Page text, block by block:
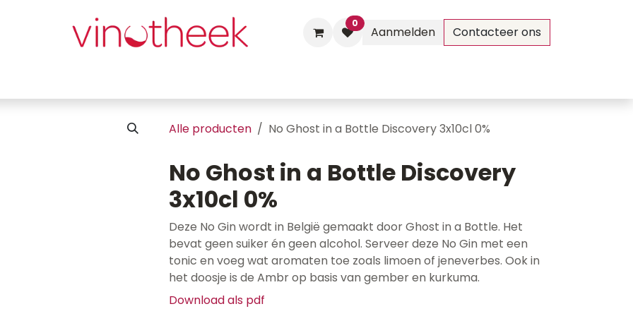
0
Aanmelden Contacteer ons
Alle producten No Ghost in a Bottle Discovery 3x10cl 0%
No Ghost in a Bottle Discovery
3x10cl 0%
Deze No Gin wordt in België gemaakt door Ghost in a Bottle. Het
bevat geen suiker én geen alcohol. Serveer deze No Gin met een
tonic en voeg wat aromaten toe zoals limoen of jeneverbes. Ook in
het doosje is de Ambr op basis van gember en kurkuma.
Download als pdf